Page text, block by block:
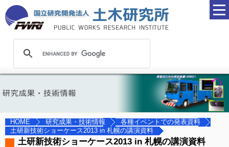
HOME 研究成果・技術情報
各種イベントでの発表資料
土研新技術ショーケース2013 in 札幌の講演資料
土研新技術ショーケース2013 in 札幌の講演資料